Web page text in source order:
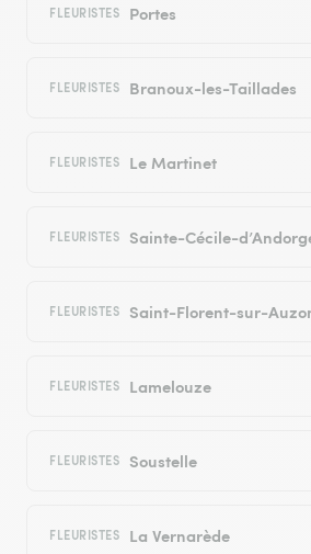
FLEURISTES Portes
FLEURISTES Branoux-les-Taillades
FLEURISTES Le Martinet
FLEURISTES Sainte-Cécile-
FLEURISTES Saint-Florent-sur-
FLEURISTES Lamelouze
FLEURISTES Soustelle
FLEURISTES La Vernarède